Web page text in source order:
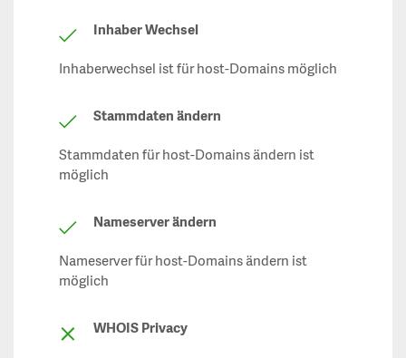
Inhaber Wechsel
Inhaberwechsel ist für host-Domains möglich
Stammdaten ändern
Stammdaten für host-Domains ändern ist
möglich
Nameserver ändern
Nameserver für host-Domains ändern ist
möglich
WHOIS Privacy